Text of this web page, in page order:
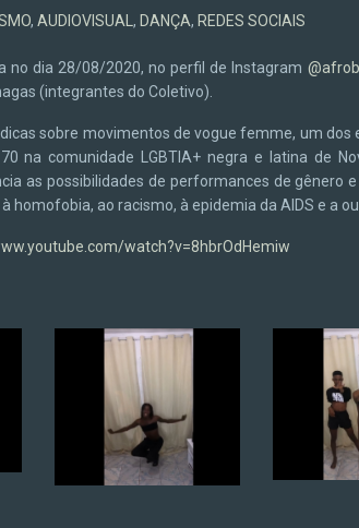
, AUDIOVISUAL , DANÇA, REDES SOCIAIS
no dia 28/08/2020, no perfil de Instagram
(integrantes do Coletivo).
sobre movimentos de vogue femme, um dos
na comunidade LGBTIA+ negra e latina de
as possibilidades de performances de gênero
homofobia, ao racismo, à epidemia da AIDS e a
watch?v=8hbrOdHemiw